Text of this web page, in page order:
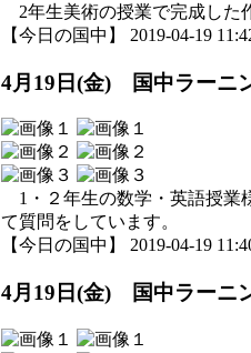
2年生美術の授業で完成した
【今日の国中】 2019-04-19
4月19日(金) 国中ラーニ
1・２年生の数学・英語授業
て質問をしています。
【今日の国中】 2019-04-19
4月19日(金) 国中ラーニ